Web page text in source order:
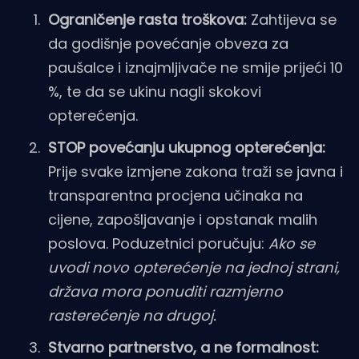
Ograničenje rasta troškova: Zahtijeva se
da godišnje povećanje obveza za
paušalce i iznajmljivače ne smije prijeći 10
%, te da se ukinu nagli skokovi
opterećenja.
STOP povećanju ukupnog opterećenja:
Prije svake izmjene zakona traži se javna i
transparentna procjena učinaka na
cijene, zapošljavanje i opstanak malih
poslova. Poduzetnici poručuju: Ako se
uvodi novo opterećenje na jednoj strani,
država mora ponuditi razmjerno
rasterećenje na drugoj.
Stvarno partnerstvo, a ne formalnost: